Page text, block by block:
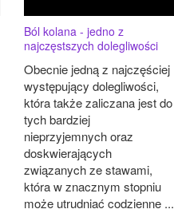
Ból kolana - jedno z
najczęstszych dolegliwości
Obecnie jedną z najczęściej
występujący dolegliwości,
która także zaliczana jest do
tych bardziej
nieprzyjemnych oraz
doskwierających
związanych ze stawami,
która w znacznym stopniu
może utrudniać codzienne ...